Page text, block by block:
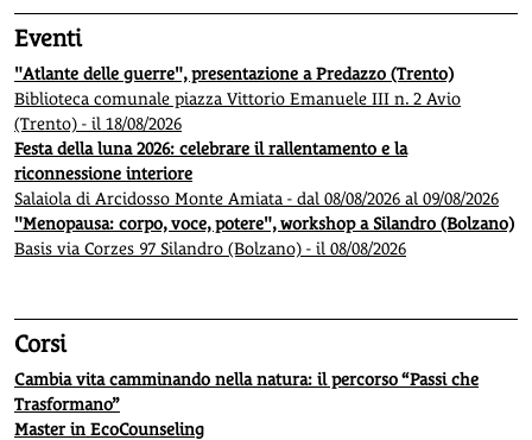
Eventi
"Atlante delle guerre", presentazione a Predazzo (Trento)
Biblioteca comunale piazza Vittorio Emanuele III n. 2 Avio
(Trento) - il 18/08/2026
Festa della luna 2026: celebrare il rallentamento e la
riconnessione interiore
Salaiola di Arcidosso Monte Amiata - dal 08/08/2026 al 09/08/2026
"Menopausa: corpo, voce, potere", workshop a Silandro (Bolzano)
Basis via Corzes 97 Silandro (Bolzano) - il 08/08/2026
Corsi
Cambia vita camminando nella natura: il percorso “Passi che
Trasformano”
Master in EcoCounseling